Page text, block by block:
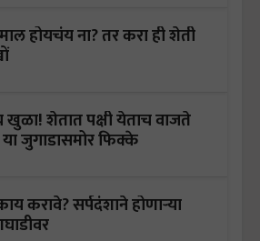
होयचंय ना? तर करा ही शेती
शेतात पक्षी येताच वाजते
जुगाडासमोर फिक्के
करावे? सर्पदंशाने होणाऱ्या